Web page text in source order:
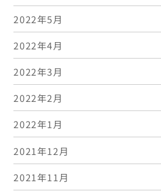
2022年5月
2022年4月
2022年3月
2022年2月
2022年1月
2021年12月
2021年11月